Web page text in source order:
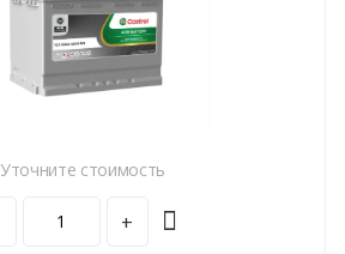
Уточните стоимость
+